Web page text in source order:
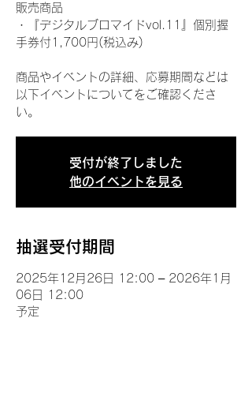
販売商品
・『デジタルブロマイドvol.11』個別握
手券付1,700円(税込み)
商品やイベントの詳細、応募期間などは
以下イベントについてをご確認くださ
い。
受付が終了しました
他のイベントを見る
抽選受付期間
2025年12月26日 12:00 – 2026年1月
06日 12:00
予定